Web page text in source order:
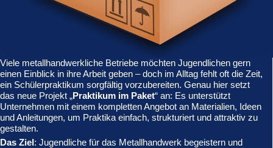
Viele metallhandwerkliche Betriebe möchten Jugendlichen gern
einen Einblick in ihre Arbeit geben – doch im Alltag fehlt oft die Zeit,
ein Schülerpraktikum sorgfältig vorzubereiten. Genau hier setzt
das neue Projekt „Praktikum im Paket“ an: Es unterstützt
Unternehmen mit einem kompletten Angebot an Materialien, Ideen
und Anleitungen, um Praktika einfach, strukturiert und attraktiv zu
gestalten.
Das Ziel : Jugendliche für das Metallhandwerk begeistern und